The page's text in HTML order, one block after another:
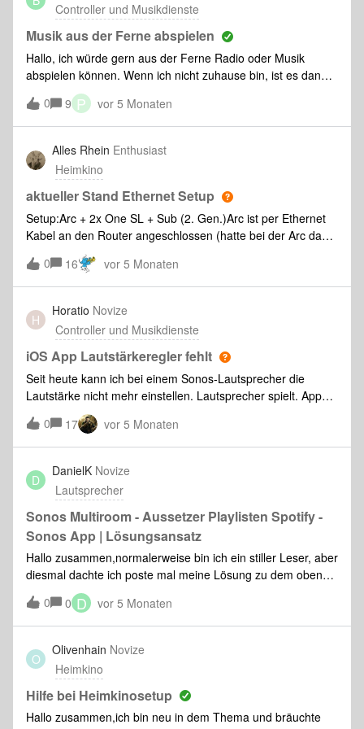
Controller und Musikdienste
Musik aus der Ferne abspielen
Hallo, ich würde gern aus der Ferne Radio oder Musik
abspielen können. Wenn ich nicht zuhause bin, ist es dann
nicht so still für meine Katze.
0 9 P vor 5 Monaten
Alles Rhein Enthusiast
Heimkino
aktueller Stand Ethernet Setup
Setup:Arc + 2x One SL + Sub (2. Gen.)Arc ist per Ethernet
Kabel an den Router angeschlossen (hatte bei der Arc das
WLAN Modul zunächst abgeschaltet, nach Lesen eines
Threads hier aber wieder eingeschaltet..).Nach langer
Wartezeit mit haufenweise Fehlermeldungen hat sich das
Setup nun "gefangen", unter "System" taucht das gesuchte
"WM:" aber bei keinem der Geräte auf.Meine Frage also:1.
Wird das Ethernet Setup auf der aktuellstes Sonos App
überhaupt unterstützt oder fehlt dieses Feature nach wie
vor?2. Habe ich bei der Einrichtung Fehler gemacht?
0 16 vor 5 Monaten
H
Horatio Novize
Controller und Musikdienste
iOS App Lautstärkeregler fehlt
Seit heute kann ich bei einem Sonos-Lautsprecher die
Lautstärke nicht mehr einstellen. Lautsprecher spielt. App
auf einem anderen iPhone in der Familie zeigt den Regler!
Neustart der App, selbst Neuinstallation hat nicht geholfen.
Eine Beobachtung: keine Versionsnummer für den
Lautsprecher in den Systeminfos. S.u.Welche Abhilfe
gibt‘s?
0 17 vor 5 Monaten
D
DanielK Novize
Lautsprecher
Sonos Multiroom - Aussetzer Playlisten Spotify -
Sonos App | Lösungsansatz
Hallo zusammen,normalerweise bin ich ein stiller Leser, aber
diesmal dachte ich poste mal meine Lösung zu dem oben
genannten Problem. Vielleicht hilft es ja jemandem. Kurze
Info zu meinem System:Ich musste gezwungenermaßen auf
ein anderes System umsteigen, da Bose den Support und
alle wichtigen Dienste der Soundtouch Serie einstellen wird.
Sehr ärgerlich, aber ein anderes Thema. Sonos war für
eigentlich keine Option, da ich keine Lust habe immer mein
Handy zu benutzen, um die Musik zu starten / Lautstärke zu
ändern. Mittlerweile geht die Bedienung der neueren
0 0 D vor 5 Monaten
O
Olivenhain Novize
Heimkino
Hilfe bei Heimkinosetup
Hallo zusammen,ich bin neu in dem Thema und bräuchte